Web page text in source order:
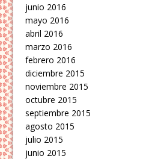
junio 2016
mayo 2016
abril 2016
marzo 2016
febrero 2016
diciembre 2015
noviembre 2015
octubre 2015
septiembre 2015
agosto 2015
julio 2015
junio 2015